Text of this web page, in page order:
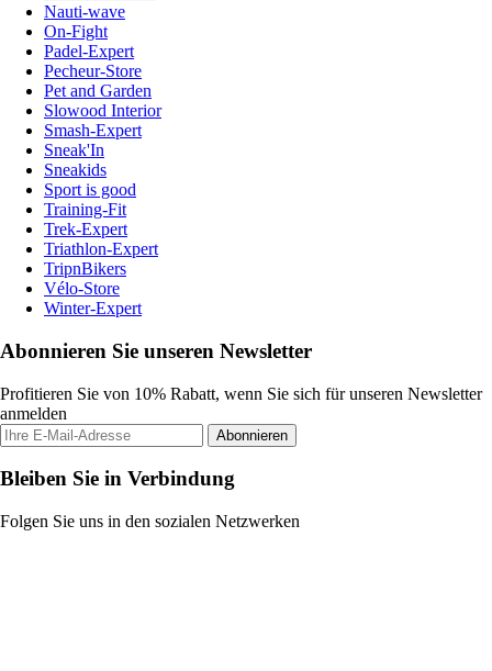
Nauti-wave
On-Fight
Padel-Expert
Pecheur-Store
Pet and Garden
Slowood Interior
Smash-Expert
Sneak'In
Sneakids
Sport is good
Training-Fit
Trek-Expert
Triathlon-Expert
TripnBikers
Vélo-Store
Winter-Expert
Abonnieren Sie unseren Newsletter
Profitieren Sie von 10% Rabatt, wenn Sie sich für unseren Newsletter
anmelden
Abonnieren
Bleiben Sie in Verbindung
Folgen Sie uns in den sozialen Netzwerken